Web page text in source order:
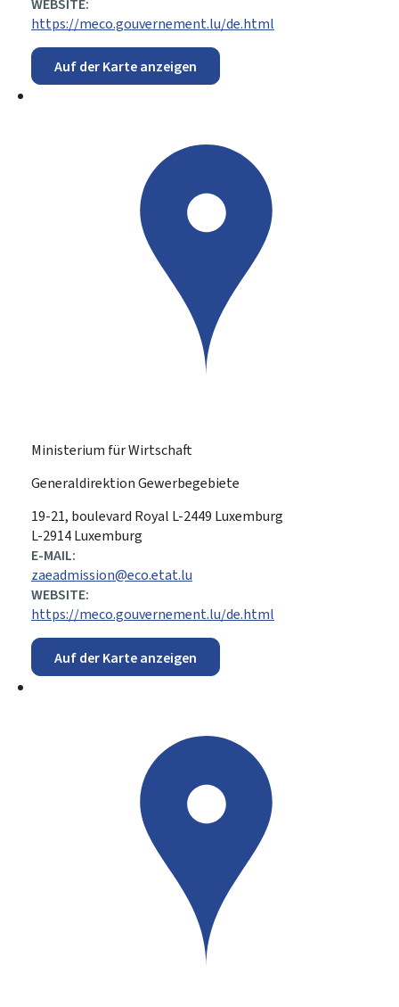
WEBSITE:
https://meco.gouvernement.lu/de.html
Auf der Karte anzeigen
Ministerium für Wirtschaft
Generaldirektion Gewerbegebiete
ADRESSE:
19-21, boulevard Royal L-2449 Luxemburg
L-2914 Luxemburg
E-MAIL:
zaeadmission@eco.etat.lu
WEBSITE:
https://meco.gouvernement.lu/de.html
Auf der Karte anzeigen